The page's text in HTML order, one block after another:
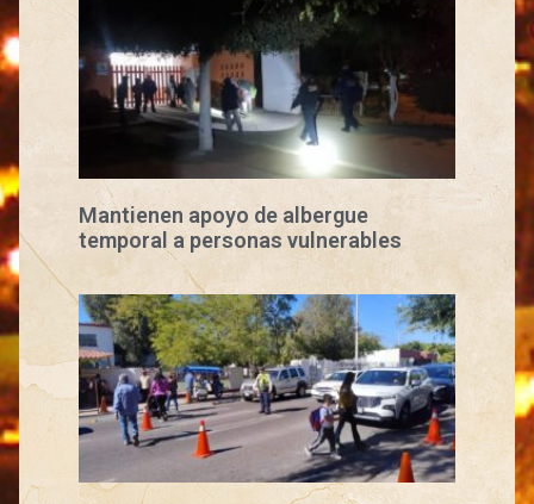
Mantienen apoyo de albergue
temporal a personas vulnerables